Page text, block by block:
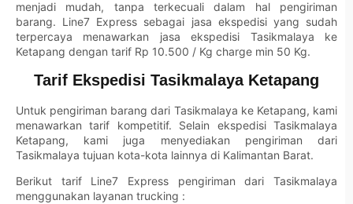
menjadi mudah, tanpa terkecuali dalam hal pengiriman
barang. Line7 Express sebagai jasa ekspedisi yang sudah
terpercaya menawarkan jasa ekspedisi Tasikmalaya ke
Ketapang dengan tarif Rp 10.500 / Kg charge min 50 Kg.
Tarif Ekspedisi Tasikmalaya Ketapang
Untuk pengiriman barang dari Tasikmalaya ke Ketapang, kami
menawarkan tarif kompetitif. Selain ekspedisi Tasikmalaya
Ketapang, kami juga menyediakan pengiriman dari
Tasikmalaya tujuan kota-kota lainnya di Kalimantan Barat.
Berikut tarif Line7 Express pengiriman dari Tasikmalaya
menggunakan layanan trucking :